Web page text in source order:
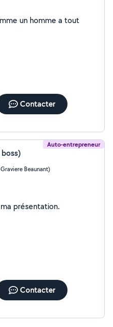
Contacter
Auto-entrepreneur
Beaunant)
Je n'ai pas encore renseigné ma présentation.
Contacter